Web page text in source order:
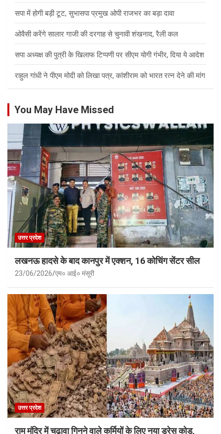
सपा में होगी बड़ी टूट, सुभासपा प्रमुख ओपी राजभर का बड़ा दावा
ओवैसी करेंगे सालार गाजी की दरगाह से चुनावी शंखनाद, रैली कल
सपा अध्यक्ष की पुत्री के खिलाफ टिप्पणी पर सीएम योगी गंभीर, दिया ये आदेश
राहुल गांधी ने पीएम मोदी को लिखा पत्र, कांशीराम को भारत रत्न देने की मांग
You May Have Missed
उत्तर प्रदेश
लखनऊ हादसे के बाद कानपुर में एक्शन, 16 कोचिंग सेंटर सील
23/06/2026 एम० आई० मंसूरी
उत्तर प्रदेश
राम मंदिर में चढ़ावा गिनने वाले कर्मियों के लिए नया ड्रेस कोड,